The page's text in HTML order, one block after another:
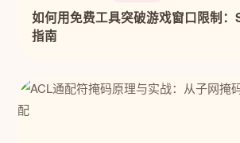
如何用免费工具突破游戏窗口限制：
指南